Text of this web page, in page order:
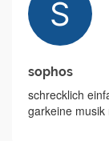
sophos
schrecklich
garkeine